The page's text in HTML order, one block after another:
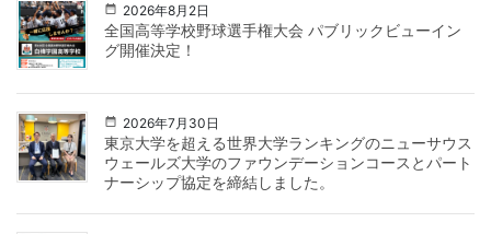
2026年8月2日
全国高等学校野球選手権大会 パブリックビューイン
グ開催決定！
2026年7月30日
東京大学を超える世界大学ランキングのニューサウス
ウェールズ大学のファウンデーションコースとパート
ナーシップ協定を締結しました。